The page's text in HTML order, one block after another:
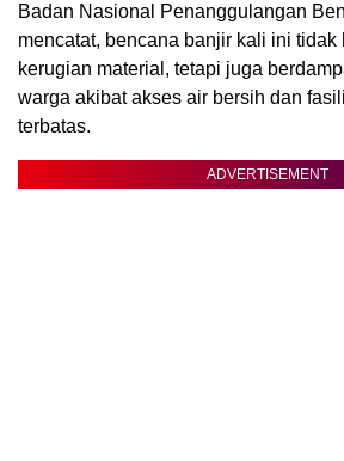
Badan Nasional Penanggulangan
mencatat, bencana banjir kali ini tidak
kerugian material, tetapi juga
warga akibat akses air bersih dan
terbatas.
ADVERTISEMENT